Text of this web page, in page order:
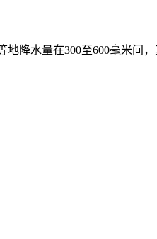
降水量在300至600毫米间，